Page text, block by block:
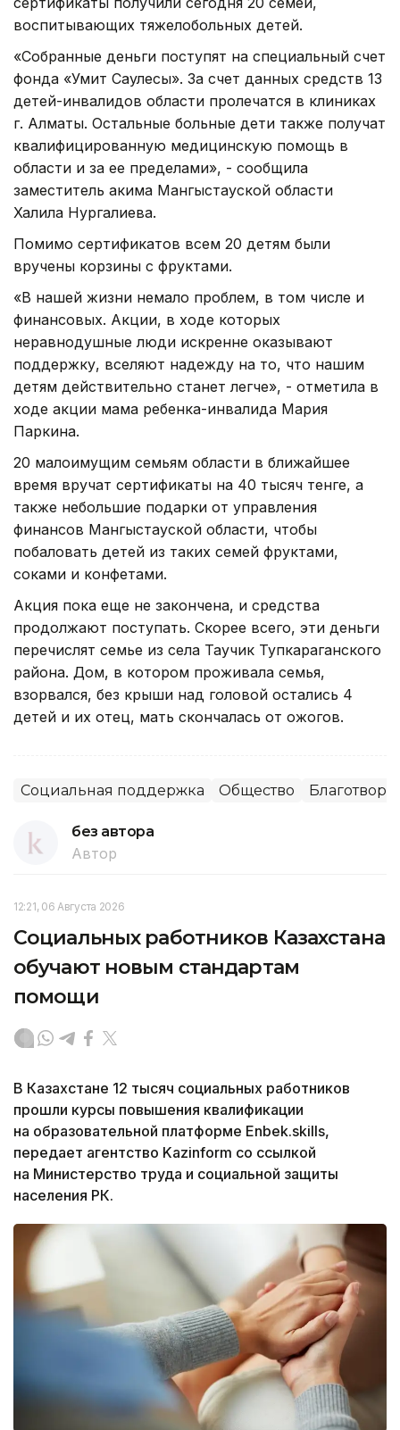
воспитывающих тяжелобольных детей.
«Собранные деньги поступят на специальный счет
фонда «Умит Саулесы». За счет данных средств 13
детей-инвалидов области пролечатся в клиниках
г. Алматы. Остальные больные дети также получат
квалифицированную медицинскую помощь в
области и за ее пределами», - сообщила
заместитель акима Мангыстауской области
Халила Нургалиева.
Помимо сертификатов всем 20 детям были
вручены корзины с фруктами.
«В нашей жизни немало проблем, в том числе и
финансовых. Акции, в ходе которых
неравнодушные люди искренне оказывают
поддержку, вселяют надежду на то, что нашим
детям действительно станет легче», - отметила в
ходе акции мама ребенка-инвалида Мария
Паркина.
20 малоимущим семьям области в ближайшее
время вручат сертификаты на 40 тысяч тенге, а
также небольшие подарки от управления
финансов Мангыстауской области, чтобы
побаловать детей из таких семей фруктами,
соками и конфетами.
Акция пока еще не закончена, и средства
продолжают поступать. Скорее всего, эти деньги
перечислят семье из села Таучик Тупкараганского
района. Дом, в котором проживала семья,
взорвался, без крыши над головой остались 4
детей и их отец, мать скончалась от ожогов.
Социальная поддержка Общество
без автора
Автор
12:21, 06 Августа 2026
Социальных работников Казахстана
обучают новым стандартам
помощи
В Казахстане 12 тысяч социальных работников
прошли курсы повышения квалификации
на образовательной платформе Enbek.skills,
передает агентство Kazinform со ссылкой
на Министерство труда и социальной защиты
населения РК.